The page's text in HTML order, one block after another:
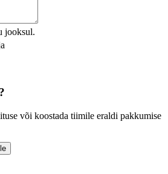
jooksul.
või koostada tiimile eraldi pakkumise